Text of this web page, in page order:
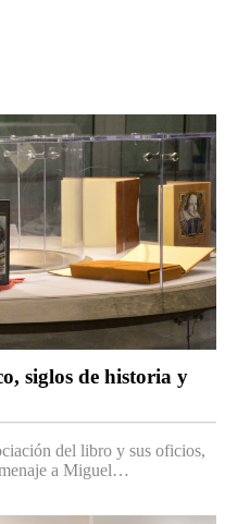
siglos de historia y
del libro y sus oficios,
a Miguel…